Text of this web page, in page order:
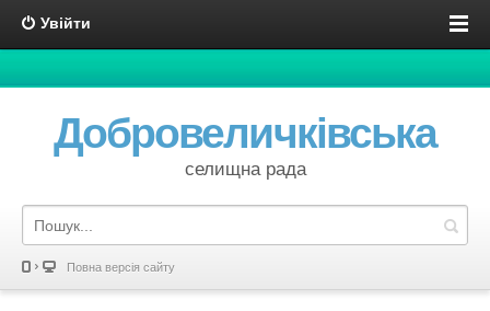
Увійти
Добровеличківська
селищна рада
Повна версія сайту